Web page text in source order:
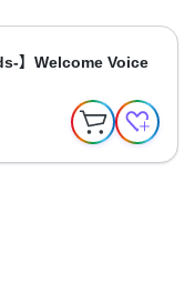
】Welcome Voice